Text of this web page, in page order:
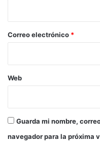
*
Correo electrónico *
Web
Guarda mi nombre,
navegador para la próxima